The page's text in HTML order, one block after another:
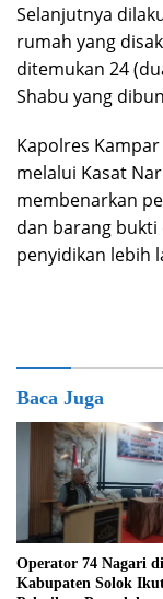
Selanjutnya
rumah yang
ditemukan 24
Shabu yang
Kapolres
melalui Kasat
membenarkan
dan barang
penyidikan lebih
Baca Juga
Operator 74 Nagari di
Kabupaten Solok